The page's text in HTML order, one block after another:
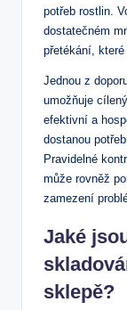
potřeb rostlin.
dostatečném
přetékání,
Jednou z
umožňuje
efektivní a
dostanou
Pravidelné
může rovněž
zamezení
Jaké
sklepě?